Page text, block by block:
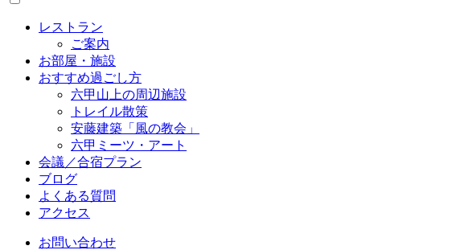
レストラン
ご案内
お部屋・施設
おすすめ過ごし方
六甲山上の周辺施設
トレイル散策
安藤建築「風の教会」
六甲ミーツ・アート
会議／合宿プラン
ブログ
よくある質問
アクセス
お問い合わせ